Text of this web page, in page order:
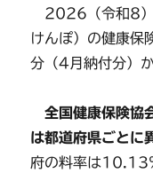
2026（令和8）
けんぽ）の健康保
分（4月納付分）
全国健康保険協
は都道府県ごとに
府の料率は10.13